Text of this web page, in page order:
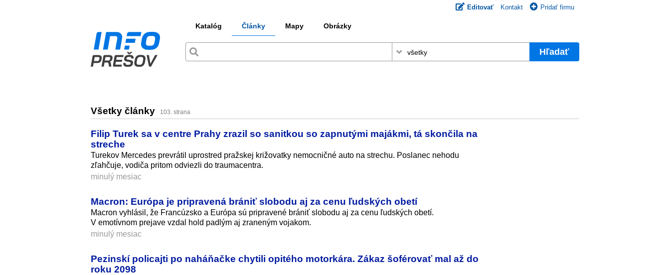
Editovať Kontakt Pridať firmu
Katalóg Články Mapy Obrázky
Hľadať
Všetky články 103. strana
Filip Turek sa v centre Prahy zrazil so sanitkou so zapnutými majákmi, tá skončila na
streche
Turekov Mercedes prevrátil uprostred pražskej križovatky nemocničné auto na strechu. Poslanec nehodu
zľahčuje, vodiča pritom odviezli do traumacentra.
minulý mesiac
Macron: Európa je pripravená brániť slobodu aj za cenu ľudských obetí
Macron vyhlásil, že Francúzsko a Európa sú pripravené brániť slobodu aj za cenu ľudských obetí.
V emotívnom prejave vzdal hold padlým aj zraneným vojakom.
minulý mesiac
Pezinskí policajti po naháňačke chytili opitého motorkára. Zákaz šoférovať mal až do
roku 2098